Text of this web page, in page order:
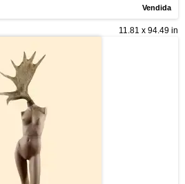
Vendida
11.81 x 94.49 in